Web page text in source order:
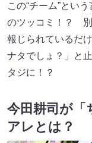
この“チーム”とい
のツッコミ！？ 別
報じられているだ
ナタでしょ？」と
タジに！？
今田耕司が「
アレとは？